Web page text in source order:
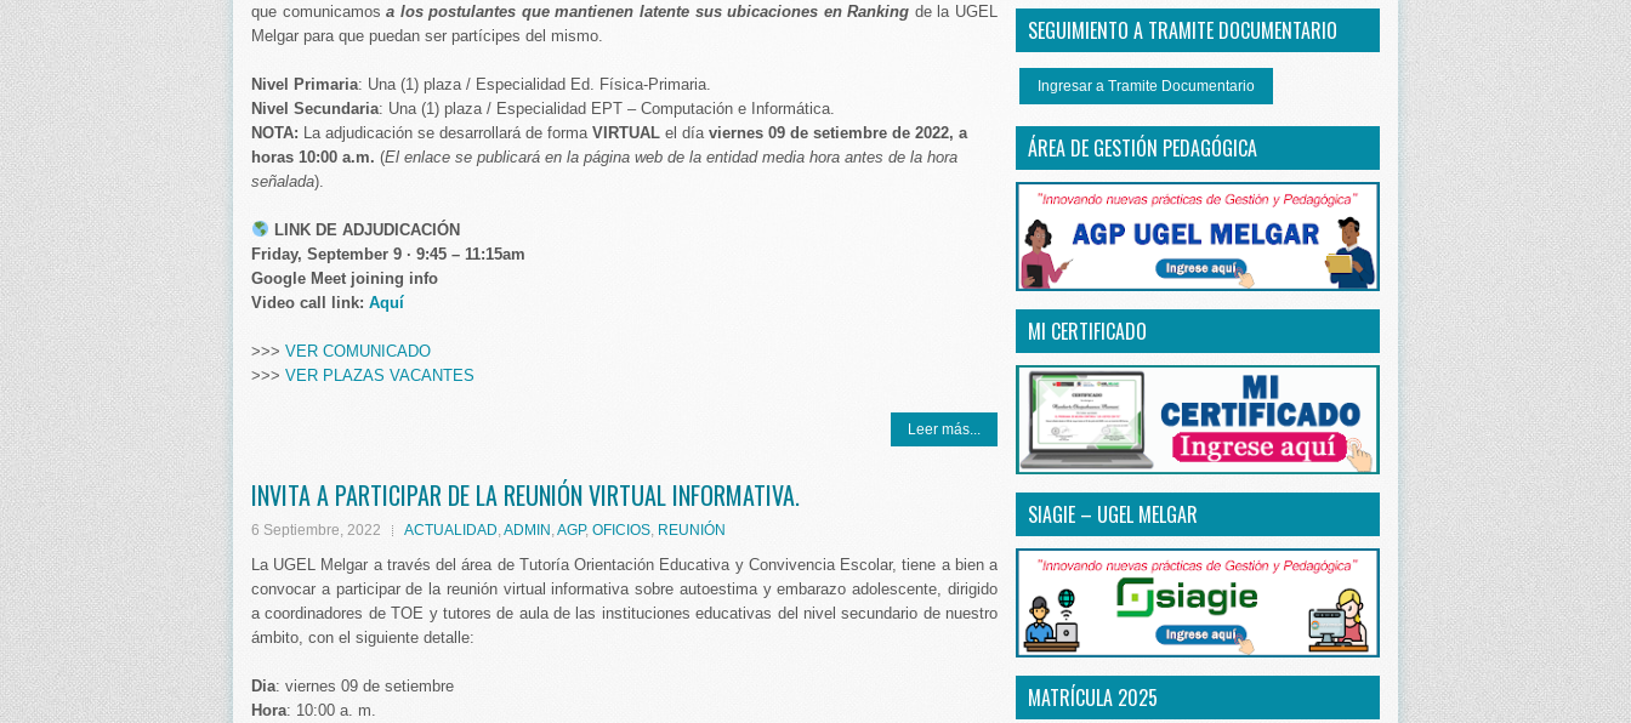
que comunicamosa los postulantes que mantienen latente sus ubicaciones en Ranking de la UGEL
Melgar para que puedan ser partícipes del mismo.
Nivel Primaria: Una (1) plaza / Especialidad Ed. Física-Primaria.
Nivel Secundaria: Una (1) plaza / Especialidad EPT – Computación e Informática.
NOTA: La adjudicación se desarrollará de forma VIRTUAL el día viernes 09 de setiembre de 2022, a
horas 10:00 a.m. (El enlace se publicará en la página web de la entidad media hora antes de la hora
señalada).
LINK DE ADJUDICACIÓN
Friday, September 9 · 9:45 – 11:15am
Google Meet joining info
Video call link: Aquí
>>> VER COMUNICADO
>>> VER PLAZAS VACANTES
Leer más...
INVITA A PARTICIPAR DE LA REUNIÓN VIRTUAL INFORMATIVA.
6 Septiembre, 2022 ACTUALIDAD ADMIN AGP, OFICIOS REUNIÓN
La UGEL Melgar a través del área de Tutoría Orientación Educativa y Convivencia Escolar, tiene a bien a
convocar a participar de la reunión virtual informativa sobre autoestima y embarazo adolescente, dirigido
a coordinadores de TOE y tutores de aula de las instituciones educativas del nivel secundario de nuestro
ámbito, con el siguiente detalle:
Dia: viernes 09 de setiembre
Hora: 10:00 a. m.
SEGUIMIENTO A TRAMITE DOCUMENTARIO
Ingresar a Tramite Documentario
ÁREA DE GESTIÓN PEDAGÓGICA
MI CERTIFICADO
SIAGIE – UGEL MELGAR
MATRÍCULA 2025